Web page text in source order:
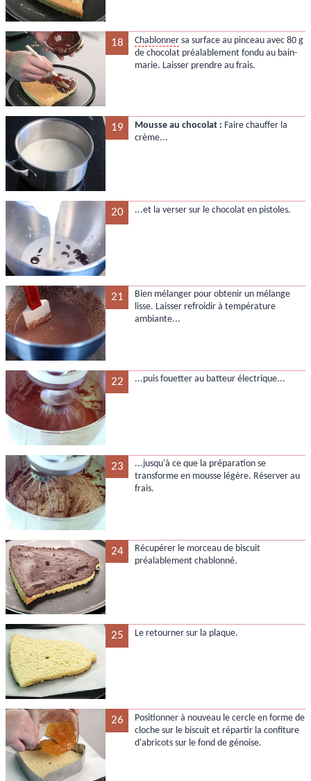
18 Chablonnersa surface au pinceau avec 80 g
de chocolat préalablement fondu au bain-
marie. Laisser prendre au frais.
19 Mousse au chocolat : Faire chauffer la
crème...
20 ...et la verser sur le chocolat en pistoles.
21
Bien mélanger pour obtenir un mélange
lisse. Laisser refroidir à température
ambiante...
22 ...puis fouetter au batteur électrique...
23
...jusqu'à ce que la préparation se
transforme en mousse légère. Réserver au
frais.
24
Récupérer le morceau de biscuit
préalablement chablonné.
25 Le retourner sur la plaque.
26
Positionner à nouveau le cercle en forme de
cloche sur le biscuit et répartir la confiture
d'abricots sur le fond de génoise.